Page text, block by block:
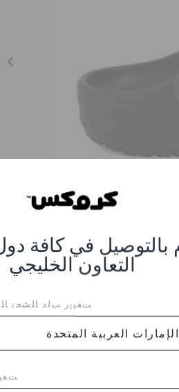
بالتوصيل في كافة
التعاون الخليجي
ﺖﻐﻴﻳﺭ ﺐﻟﺩ ﺎﻠﺸﺤﻧ
كلاسيك للأطفال
مادة كروسلايت ™